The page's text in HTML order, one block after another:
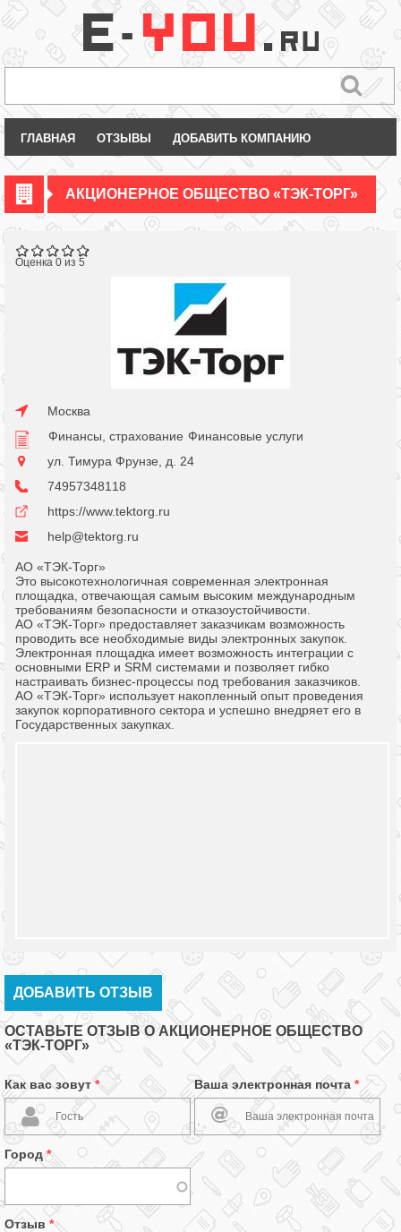
ГЛАВНАЯ ОТЗЫВЫ ДОБАВИТЬ КОМПАНИЮ
АКЦИОНЕРНОЕ ОБЩЕСТВО «ТЭК-ТОРГ»
Оценка 0 из 5
Москва
Финансы, страхование Финансовые услуги
ул. Тимура Фрунзе, д. 24
74957348118
https://www.tektorg.ru
help@tektorg.ru
АО «ТЭК-Торг»
Это высокотехнологичная современная электронная
площадка, отвечающая самым высоким международным
требованиям безопасности и отказоустойчивости.
АО «ТЭК-Торг» предоставляет заказчикам возможность
проводить все необходимые виды электронных закупок.
Электронная площадка имеет возможность интеграции с
основными ERP и SRM системами и позволяет гибко
настраивать бизнес-процессы под требования заказчиков.
АО «ТЭК-Торг» использует накопленный опыт проведения
закупок корпоративного сектора и успешно внедряет его в
Государственных закупках.
ДОБАВИТЬ ОТЗЫВ
ОСТАВЬТЕ ОТЗЫВ О АКЦИОНЕРНОЕ ОБЩЕСТВО
«ТЭК-ТОРГ»
Как вас зовут* Ваша электронная почта *
Город*
Отзыв *